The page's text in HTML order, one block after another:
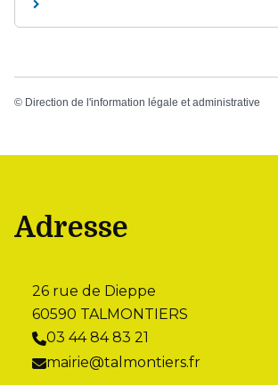
© Direction de l'information légale et administrative
Adresse
26 rue de Dieppe
60590 TALMONTIERS
03 44 84 83 21
mairie@talmontiers.fr